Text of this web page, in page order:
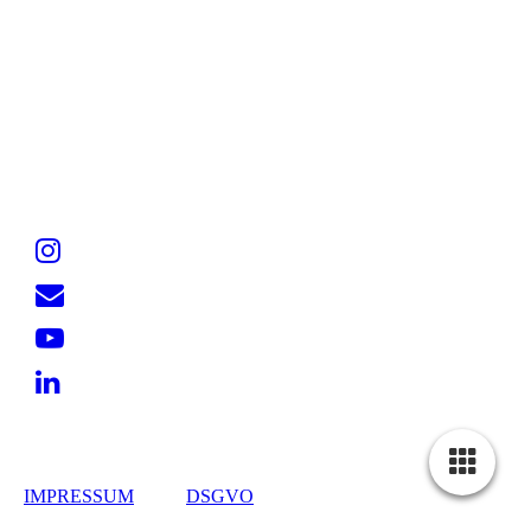
IMPRESSUM DSGVO